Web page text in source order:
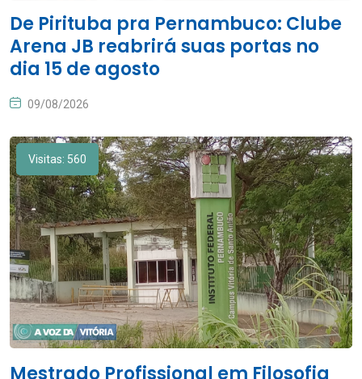
De Pirituba pra Pernambuco: Clube
Arena JB reabrirá suas portas no
dia 15 de agosto
09/08/2026
Visitas: 560
Mestrado Profissional em Filosofia